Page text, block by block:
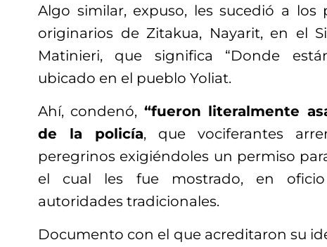
Algo similar, expuso, les sucedió a los
originarios de Zitakua, Nayarit, en el
Matinieri, que significa “Donde
ubicado en el pueblo Yoliat.
Ahí, condenó, “fueron literalmente
de la policía, que vociferantes
peregrinos exigiéndoles un permiso
el cual les fue mostrado, en
autoridades tradicionales.
Documento con el que acreditaron su